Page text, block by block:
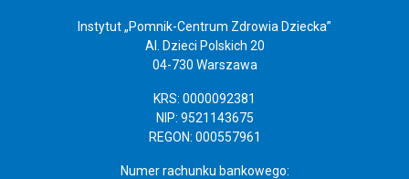
Instytut „Pomnik-Centrum Zdrowia Dziecka”
Al. Dzieci Polskich 20
04-730 Warszawa
KRS: 0000092381
NIP: 9521143675
REGON: 000557961
Numer rachunku bankowego: